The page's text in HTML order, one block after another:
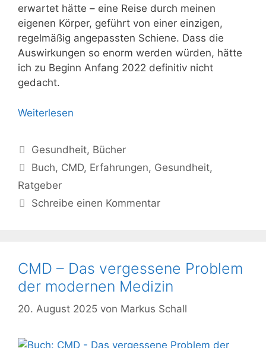
erwartet hätte – eine Reise durch meinen
eigenen Körper, geführt von einer einzigen,
regelmäßig angepassten Schiene. Dass die
Auswirkungen so enorm werden würden, hätte
ich zu Beginn Anfang 2022 definitiv nicht
gedacht.
Weiterlesen
Kategorien
Gesundheit, Bücher
Schlagwörter
Buch, CMD, Erfahrungen, Gesundheit,
Ratgeber
Schreibe einen Kommentar
CMD – Das vergessene Problem
der modernen Medizin
20. August 2025 von Markus Schall